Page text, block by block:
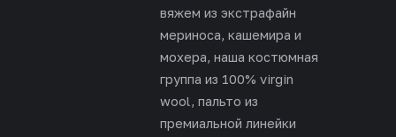
вяжем из экстрафайн
мериноса, кашемира и
мохера, наша костюмная
группа из 100% virgin
wool, пальто из
премиальной линейки